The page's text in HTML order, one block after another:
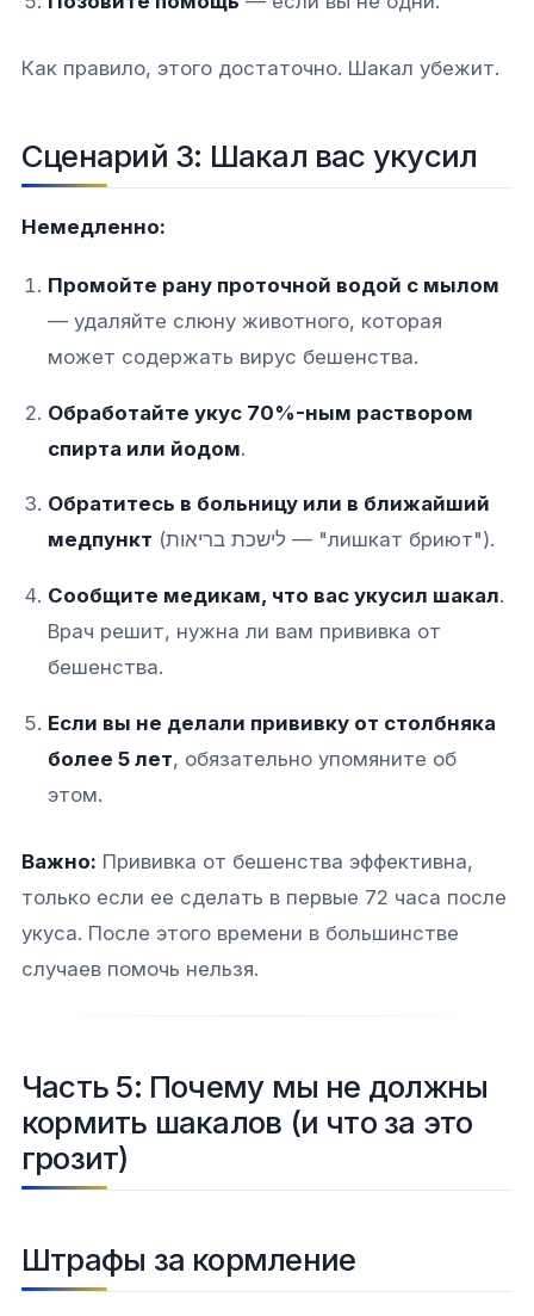
Как правило, этого достаточно. Шакал убежит.
Сценарий 3: Шакал вас укусил
Немедленно:
Промойте рану проточной водой с мылом
— удаляйте слюну животного, которая
может содержать вирус бешенства.
Обработайте укус 70%-ным раствором
спирта или йодом.
Обратитесь в больницу или в ближайший
медпункт
(לישכת בריאות — "лишкат бриют").
Сообщите медикам, что вас укусил шакал.
Врач решит, нужна ли вам прививка от
бешенства.
Если вы не делали прививку от столбняка
более 5 лет, обязательно упомяните об
этом.
Важно: Прививка от бешенства эффективна,
только если ее сделать в первые 72 часа после
укуса. После этого времени в большинстве
случаев помочь нельзя.
Часть 5: Почему мы не должны
кормить шакалов (и что за это
грозит)
Штрафы за кормление